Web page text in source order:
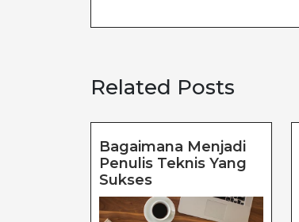
Related Posts
Bagaimana Menjadi
Penulis Teknis Yang
SuksesBagaimana
Menjadi
Penulis